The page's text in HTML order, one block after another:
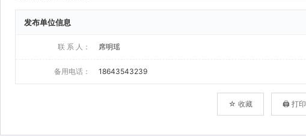
发布单位信息
联 系 人： 席明瑶
备用电话： 18643543239
☆ 收藏 🖨 打印